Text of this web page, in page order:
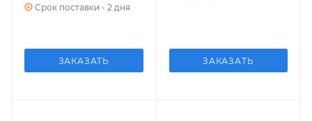
Срок поставки - 2 дня
ЗАКАЗАТЬ ЗАКАЗАТЬ